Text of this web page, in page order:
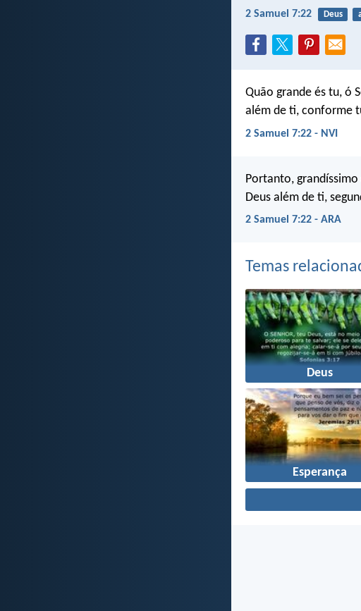
2 Samuel 7:22 Deus
Quão grande és tu, ó
além de ti, conforme
2 Samuel 7:22 - NVI
Portanto, grandíssimo
Deus além de ti,
2 Samuel 7:22 - ARA
Temas
Deus
Esperança